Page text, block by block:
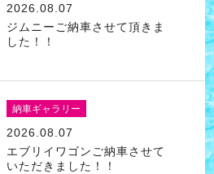
2026.08.07
ジムニーご納車させて頂きま
した！！
納車ギャラリー
2026.08.07
エブリイワゴンご納車させて
いただきました！！